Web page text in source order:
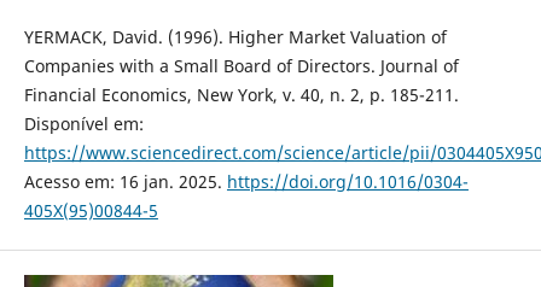
YERMACK, David. (1996). Higher Market Valuation of
Companies with a Small Board of Directors. Journal of
Financial Economics, New York, v. 40, n. 2, p. 185-211.
Disponível em:
https://www.sciencedirect.com/science/article/pii/
Acesso em: 16 jan. 2025. https://doi.org/10.1016/0304-
405X(95)00844-5